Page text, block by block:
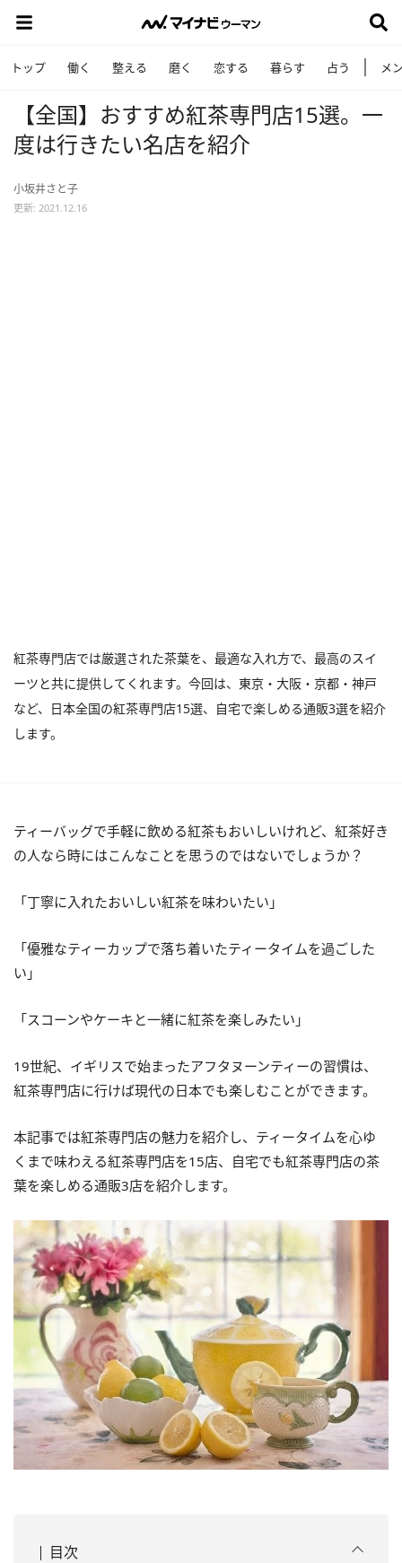
トップ 働く 整える 磨く 恋する 暮らす 占う メ
【全国】おすすめ紅茶専門店15選。一
度は行きたい名店を紹介
小坂井さと子
更新: 2021.12.16
紅茶専門店では厳選された茶葉を、最適な入れ方で、最高のスイ
ーツと共に提供してくれます。今回は、東京・大阪・京都・神戸
など、日本全国の紅茶専門店15選、自宅で楽しめる通販3選を紹介
します。
ティーバッグで手軽に飲める紅茶もおいしいけれど、紅茶好き
の人なら時にはこんなことを思うのではないでしょうか？
「丁寧に入れたおいしい紅茶を味わいたい」
「優雅なティーカップで落ち着いたティータイムを過ごした
い」
「スコーンやケーキと一緒に紅茶を楽しみたい」
19世紀、イギリスで始まったアフタヌーンティーの習慣は、
紅茶専門店に行けば現代の日本でも楽しむことができます。
本記事では紅茶専門店の魅力を紹介し、ティータイムを心ゆ
くまで味わえる紅茶専門店を15店、自宅でも紅茶専門店の茶
葉を楽しめる通販3店を紹介します。
目次